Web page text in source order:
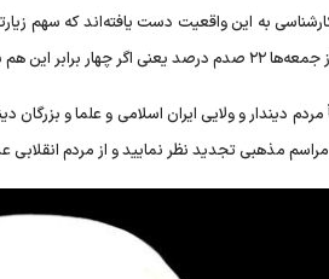
دیندار و ولایی ایران اسلامی و علما و
مذهبی تجدید نظر نمایید و از مردم انقلابی